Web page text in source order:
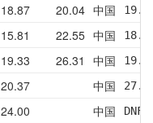
18.87 20.04 中国
15.81 22.55 中国
19.33 26.31 中国
20.37 中国
24.00 中国